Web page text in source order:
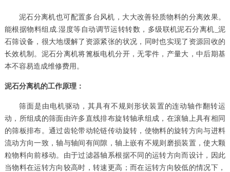
泥石分离机也可配置多台风机，大大改善轻质物料的分离效果。
能根据物料组成.湿度等自动调节运转转数，多级联机泥石分离机_泥
石筛设备，很大地缓解了资源紧张的状况，同时也实现了资源回收的
长效机制。泥石分离机将篦板电机分开，无零件，产量大，中后期基
本不容易造成维修费用。
泥石分离机的工作原理：
筛面是由电机驱动，其具有不规则形状装置的连动轴作翻转运
动，所组成的筛面由许多直线排布旋转轴承组成，在滚轴上具有相同
的筛板排布。通过齿轮带动轮链传动旋转，使物料的旋转方向与进料
流动方向一致，轴与轴间有间隙，轴上嵌有不规则磨损装置，使大颗
粒物料向前移动。由于过滤器轴系根据不同的运转方向而设计，因此
当物料在运转方向较高时，转速更高；而在运转方向较低的情况下，